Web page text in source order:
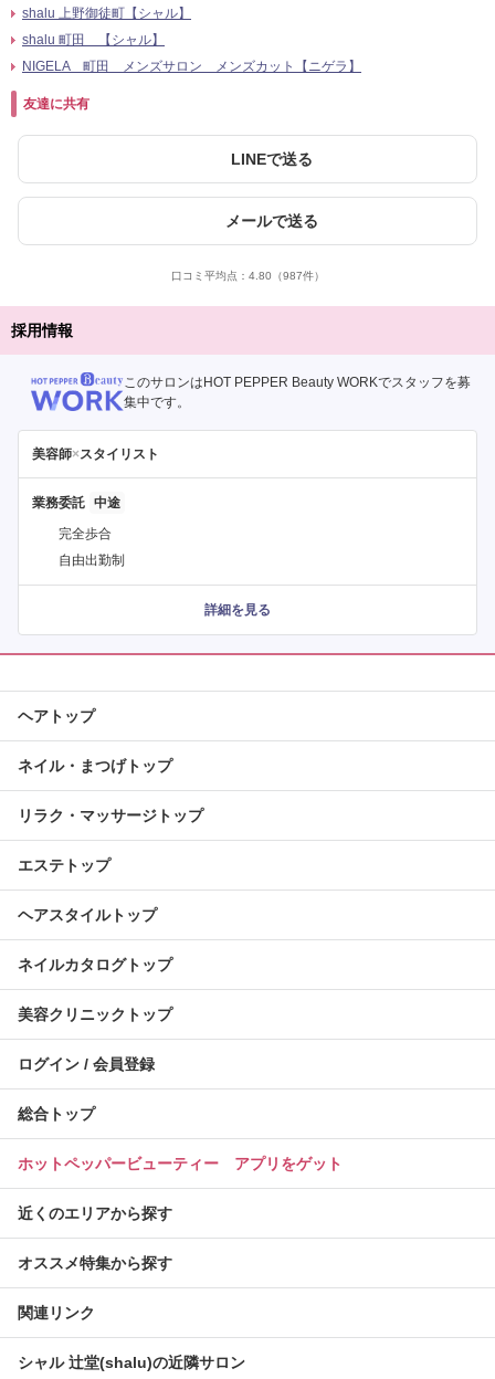
shalu 上野御徒町【シャル】
shalu 町田 【シャル】
NIGELA 町田 メンズサロン メンズカット【ニゲラ】
友達に共有
LINEで送る
メールで送る
口コミ平均点： 4.80 （987件）
採用情報
このサロンはHOT PEPPER Beauty WORKでスタッフを募
集中です。
美容師×スタイリスト
業務委託
完全歩合
自由出勤制
詳細を見る
ヘアトップ
ネイル・まつげトップ
リラク・マッサージトップ
エステトップ
ヘアスタイルトップ
ネイルカタログトップ
美容クリニックトップ
ログイン / 会員登録
総合トップ
ホットペッパービューティー アプリをゲット
近くのエリアから探す
オススメ特集から探す
関連リンク
シャル 辻堂(shalu)の近隣サロン